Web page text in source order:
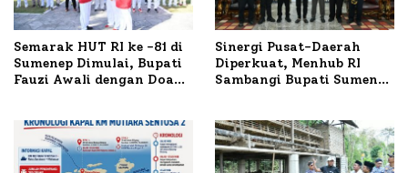
Semarak HUT RI ke -81 di
Sumenep Dimulai, Bupati
Fauzi Awali dengan Doa
Sinergi Pusat-Daerah
Diperkuat, Menhub RI
Sambangi Bupati Sumenep